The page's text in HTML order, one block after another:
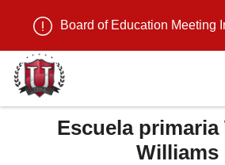
Board of Education Meeting Information
Escuela primaria
Williams